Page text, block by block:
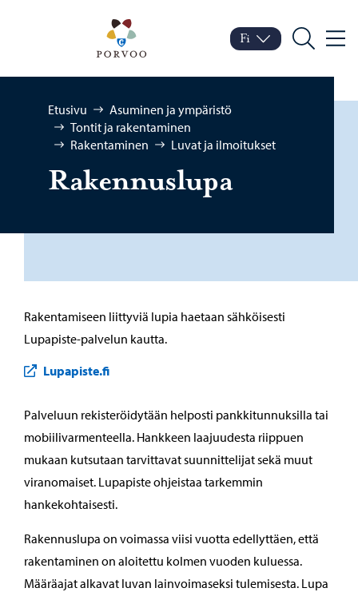
Porvoo – Siirry
Vaihda kieltä
Nykyinen kieli: Suomi
Fi
Hae
Selaa:
Etusivu
Asuminen ja ympäristö
Tontit ja rakentaminen
Rakentaminen
Luvat ja ilmoitukset
Ra­ken­nus­lu­pa
Rakentamiseen liittyviä lupia haetaan sähköisesti
Lupapiste-palvelun kautta.
Lupapiste.fi
Palveluun rekisteröidytään helposti pankkitunnuksilla tai
mobiilivarmenteella. Hankkeen laajuudesta riippuen
mukaan kutsutaan tarvittavat suunnittelijat sekä muut
viranomaiset. Lupapiste ohjeistaa tarkemmin
hankekohtaisesti.
Rakennuslupa on voimassa viisi vuotta edellyttäen, että
rakentaminen on aloitettu kolmen vuoden kuluessa.
Määräajat alkavat luvan lainvoimaseksi tulemisesta. Lupa